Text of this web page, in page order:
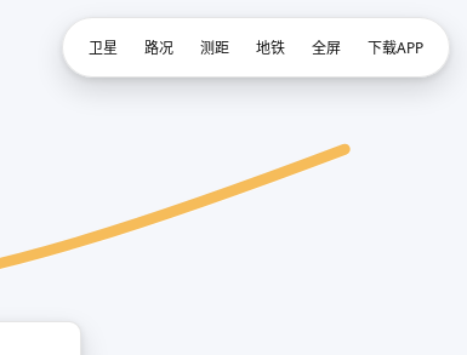
卫星 路况 测距 地铁 全屏 下载APP